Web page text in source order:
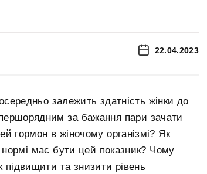
22.04.2023
залежить здатність жінки до
за бажання пари зачати
гормон в жіночому організмі? Як
має бути цей показник? Чому
та знизити рівень